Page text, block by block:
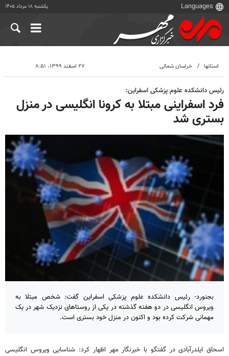
یکشنبه ۱۸ مرداد ۱۴۰۵
استانها خراسان شمالی ۲۷ اسفند ۱۳۹۹، ۸:۵۱
رئیس دانشکده علوم پزشکی اسفراین:
فرد اسفراینی مبتلا به کرونا انگلیسی در منزل
بستری شد
بجنورد- رئیس دانشکده علوم پزشکی اسفراین گفت: شخص مبتلا به
ویروس انگلیسی در دو هفته گذشته در یکی از روستاهای نزدیک شهر در یک
مهمانی شرکت کرده بود و اکنون در منزل خود بستری است.
اسحاق ایلدرآبادی در گفتگو با خبرنگار مهر اظهار کرد: شناسایی ویروس انگلیسی